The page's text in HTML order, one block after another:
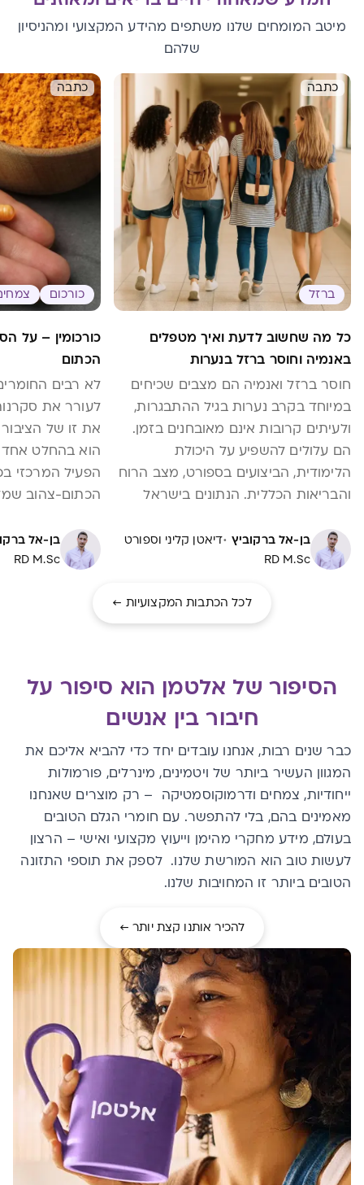
מיטב המומחים שלנו משתפים מהידע המקצועי ומהניסיון
שלהם
כתבה
ברזל
כל מה שחשוב לדעת ואיך מטפלים
באנמיה וחוסר ברזל בנערות
חוסר ברזל ואנמיה הם מצבים שכיחים
במיוחד בקרב נערות בגיל ההתבגרות,
ולעיתים קרובות אינם מאובחנים בזמן.
הם עלולים להשפיע על היכולת
הלימודית, הביצועים בספורט, מצב הרוח
והבריאות הכללית. הנתונים בישראל
האחרונות עולה שכ- 50% מהנערות
מוקדם וטיפול נכון ניתן למנוע את מרבית
ההשפעות השליליות ולשפר את איכות
בן-אל ברקוביץ ·דיאטן קליני וספורט
RD M.Sc
כתבה
כורכום
כורכומין – על
הכתום
לא רבים
לעורר את
את זו של
הוא בהחלט
הפעיל המרכזי
הכתום-צהוב
שמעשירים כל
בשנים
אבל חשוב
שמתחילים
בן-אל
RD M.Sc
לכל הכתבות המקצועיות ←
הסיפור של אלטמן הוא סיפור על
חיבור בין אנשים
כבר שנים רבות, אנחנו עובדים יחד כדי להביא אליכם את
המגוון העשיר ביותר של ויטמינים, מינרלים, פורמולות
ייחודיות, צמחים ודרמוקוסמטיקה – רק מוצרים שאנחנו
מאמינים בהם, בלי להתפשר. עם חומרי הגלם הטובים
בעולם, מידע מחקרי מהימן וייעוץ מקצועי ואישי – הרצון
לעשות טוב הוא המורשת שלנו. לספק את תוספי התזונה
הטובים ביותר זו המחויבות שלנו.
להכיר אותנו קצת יותר ←